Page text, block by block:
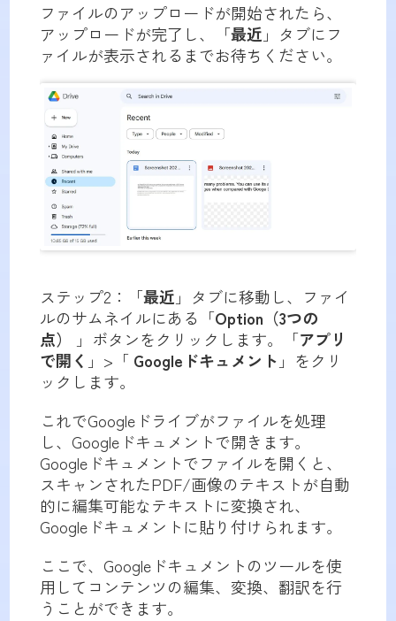
ファイルのアップロードが開始されたら、
アップロードが完了し、「最近 」タブにフ
ァイルが表示されるまでお待ちください。
ステップ2：「最近 」タブに移動し、ファイ
ルのサムネイルにある「Option（3つの
点）
」ボタンをクリックします。「アプリ
で開く 」>「 Googleドキュメント 」をクリ
ックします。
これでGoogleドライブがファイルを処理
し、Googleドキュメントで開きます。
Googleドキュメントでファイルを開くと、
スキャンされたPDF/画像のテキストが自動
的に編集可能なテキストに変換され、
Googleドキュメントに貼り付けられます。
ここで、Googleドキュメントのツールを使
用してコンテンツの編集、変換、翻訳を行
うことができます。